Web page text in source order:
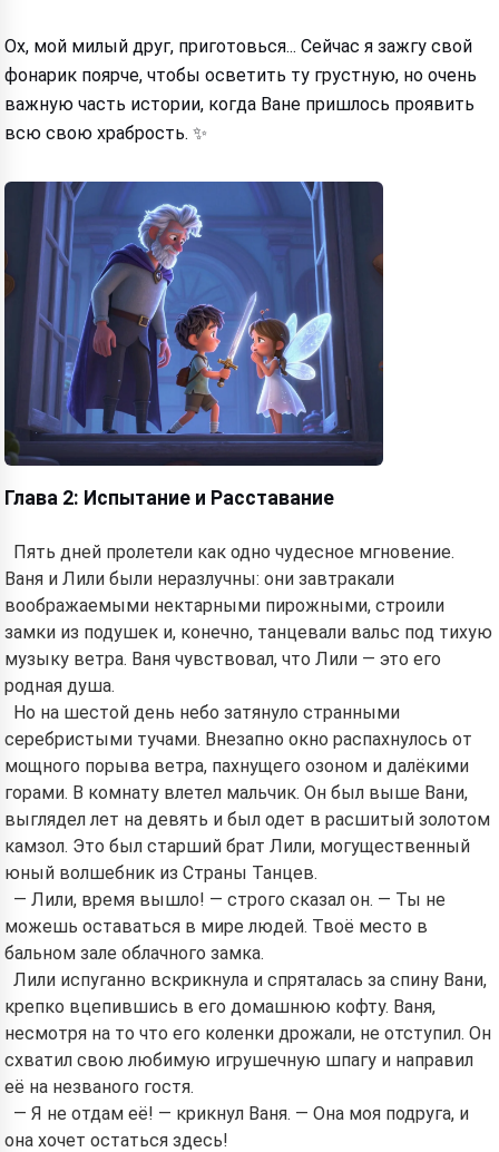
Ох, мой милый друг, приготовься... Сейчас я зажгу свой
фонарик поярче, чтобы осветить ту грустную, но очень
важную часть истории, когда Ване пришлось проявить
всю свою храбрость. ✨
Глава 2: Испытание и Расставание
Пять дней пролетели как одно чудесное мгновение.
Ваня и Лили были неразлучны: они завтракали
воображаемыми нектарными пирожными, строили
замки из подушек и, конечно, танцевали вальс под тихую
музыку ветра. Ваня чувствовал, что Лили — это его
родная душа.
Но на шестой день небо затянуло странными
серебристыми тучами. Внезапно окно распахнулось от
мощного порыва ветра, пахнущего озоном и далёкими
горами. В комнату влетел мальчик. Он был выше Вани,
выглядел лет на девять и был одет в расшитый золотом
камзол. Это был старший брат Лили, могущественный
юный волшебник из Страны Танцев.
— Лили, время вышло! — строго сказал он. — Ты не
можешь оставаться в мире людей. Твоё место в
бальном зале облачного замка.
Лили испуганно вскрикнула и спряталась за спину Вани,
крепко вцепившись в его домашнюю кофту. Ваня,
несмотря на то что его коленки дрожали, не отступил. Он
схватил свою любимую игрушечную шпагу и направил
её на незваного гостя.
— Я не отдам её! — крикнул Ваня. — Она моя подруга, и
она хочет остаться здесь!